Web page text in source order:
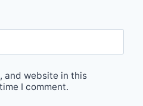
and website in this
I comment.